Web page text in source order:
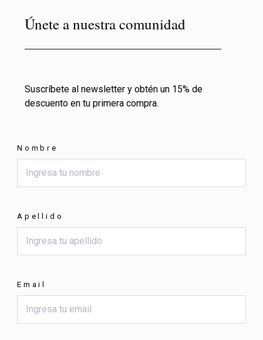
Únete a nuestra comunidad
Suscríbete al newsletter y obtén un 15% de
descuento en tu primera compra.
Nombre
Apellido
Email